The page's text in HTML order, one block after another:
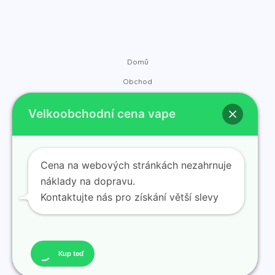
Domů
Obchod
Kontakt
Blog
Poháněno ramvape Získejte slevu na hromadný nákup vape.
Kup teď
Velkoobchodní cena vape
Cena na webových stránkách nezahrnuje
náklady na dopravu.
Kontaktujte nás pro získání větší slevy